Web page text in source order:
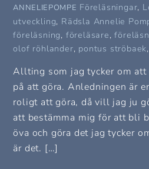
ANNELIEPOMPE Föreläsningar,
utveckling, Rädsla Annelie
föreläsning, föreläsare,
olof röhlander, pontus ströbaek,
Allting som jag tycker om
på att göra. Anledningen är
roligt att göra, då vill jag ju
att bestämma mig för att bli
öva och göra det jag tycker
är det. […]